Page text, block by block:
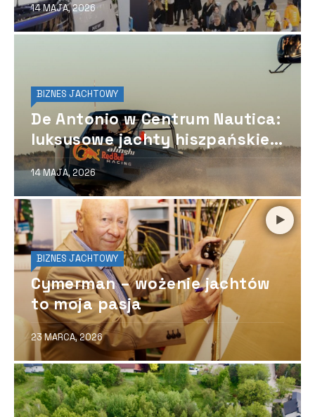
14 MAJA, 2026
BIZNES JACHTOWY
De Antonio w Centrum Nautica:
luksusowe jachty hiszpańskiej
marki debiutują w Polsce
14 MAJA, 2026
BIZNES JACHTOWY
Cymerman – wożenie jachtów
to moja pasja
23 MARCA, 2026